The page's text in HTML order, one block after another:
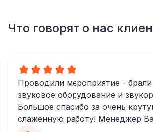
Что говорят о нас
Проводили мероприятие - брали
звуковое оборудование и
Большое спасибо за очень
слаженную работу! Менеджер